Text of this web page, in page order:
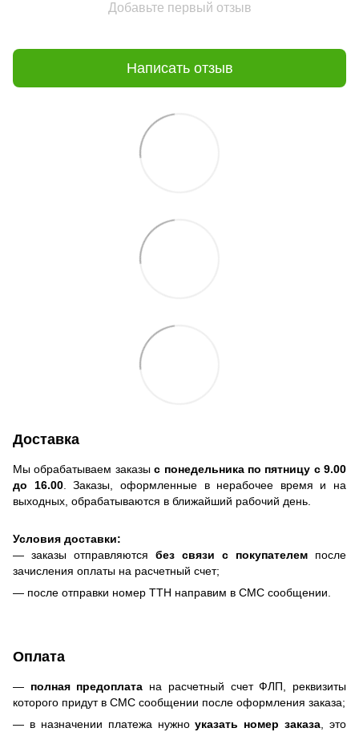
Добавьте первый отзыв
Написать отзыв
Доставка
Мы обрабатываем заказыс понедельника по пятницу с 9.00
до 16.00. Заказы, оформленные в нерабочее время и на
выходных, обрабатываются в ближайший рабочий день.
Условия доставки:
— заказы отправляются без связи с покупателем после
зачисления оплаты на расчетный счет;
— после отправки номер ТТН направим в СМС сообщении.
Оплата
— полная предоплата на расчетный счет ФЛП, реквизиты
которого придут в СМС сообщении после оформления заказа;
— в назначении платежа нужноуказать номер заказа, это